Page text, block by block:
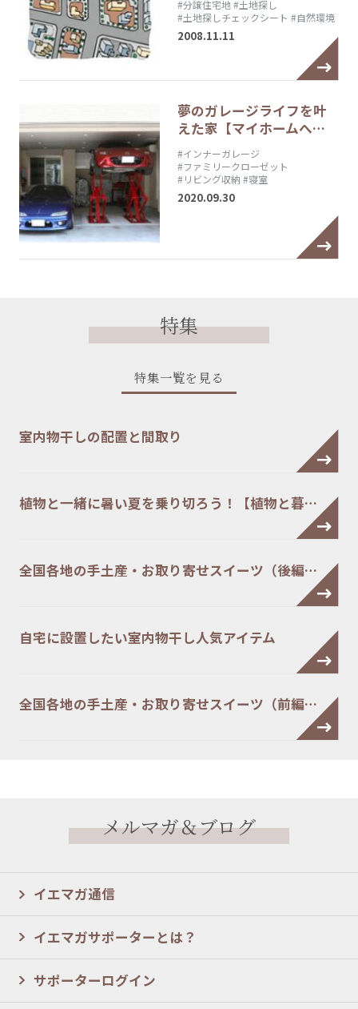
#分譲住宅地#土地探し
#土地探しチェックシート #自然環境
2008.11.11
夢のガレージライフを叶
えた家【マイホームへ…
#インナーガレージ
#ファミリークローゼット
#リビング収納 #寝室
2020.09.30
特集
特集一覧を見る
室内物干しの配置と間取り
植物と一緒に暑い夏を乗り切ろう！【植物と暮…
全国各地の手土産・お取り寄せスイーツ（後編…
自宅に設置したい室内物干し人気アイテム
全国各地の手土産・お取り寄せスイーツ（前編…
メルマガ＆ブログ
イエマガ通信
イエマガサポーターとは？
サポーターログイン